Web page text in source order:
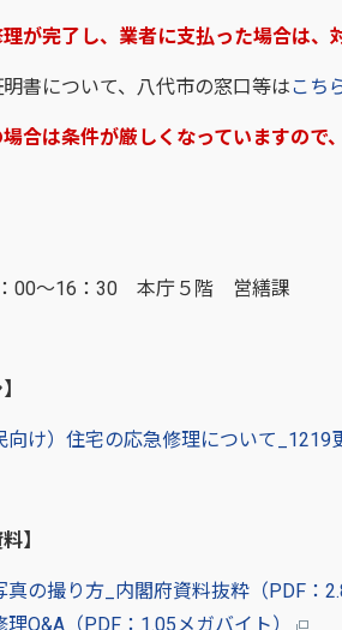
が完了し、業者に支払った場合は、
書について、八代市の窓口等はこち
合は条件が厳しくなっていますので
00～16：30 本庁５階 営繕課
向け）住宅の応急修理について_1219
】
真の撮り方_内閣府資料抜粋（PDF：
理Q&A（PDF：1.05メガバイト）